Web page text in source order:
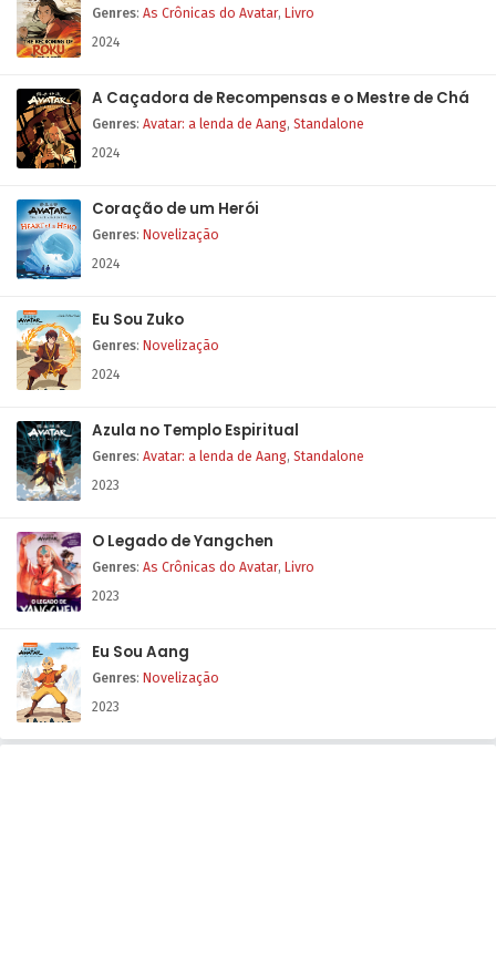
Genres: As Crônicas do Avatar, Livro
2024
A Caçadora de Recompensas e o Mestre de Chá
Genres: Avatar: a lenda de Aang, Standalone
2024
Coração de um Herói
Genres: Novelização
2024
Eu Sou Zuko
Genres: Novelização
2024
Azula no Templo Espiritual
Genres: Avatar: a lenda de Aang, Standalone
2023
O Legado de Yangchen
Genres: As Crônicas do Avatar, Livro
2023
Eu Sou Aang
Genres: Novelização
2023